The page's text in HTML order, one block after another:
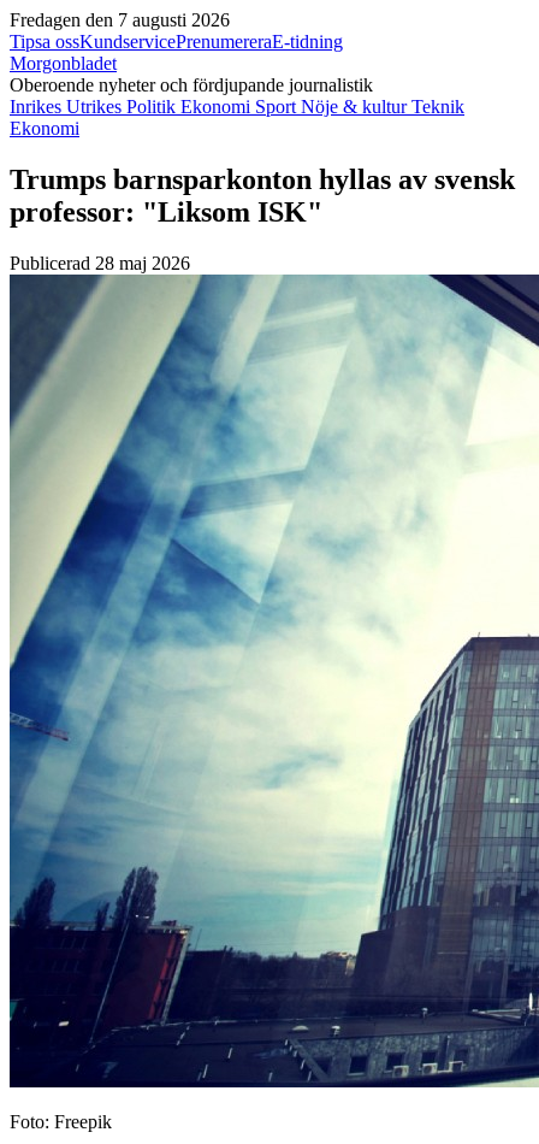
Fredagen den 7 augusti 2026
Tipsa ossKundservicePrenumereraE-tidning
Morgonbladet
Oberoende nyheter och fördjupande journalistik
Inrikes Utrikes Politik Ekonomi Sport Nöje & kulturTeknik
Ekonomi
Trumps barnsparkonton hyllas av svensk
professor: "Liksom ISK"
Publicerad 28 maj 2026
Foto: Freepik